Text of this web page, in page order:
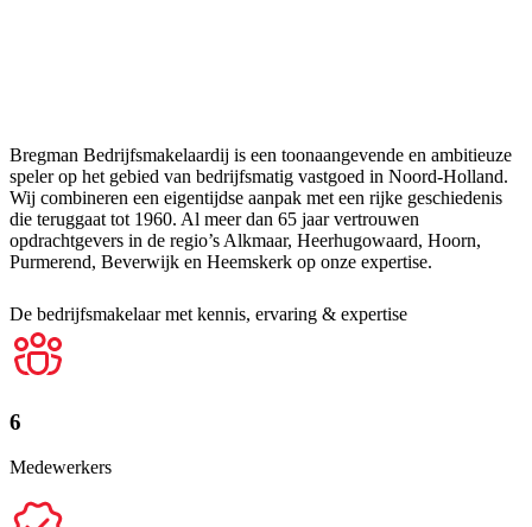
Bregman Bedrijfsmakelaardij is een toonaangevende en ambitieuze
speler op het gebied van bedrijfsmatig vastgoed in Noord-Holland.
Wij combineren een eigentijdse aanpak met een rijke geschiedenis
die teruggaat tot 1960. Al meer dan 65 jaar vertrouwen
opdrachtgevers in de regio’s Alkmaar, Heerhugowaard, Hoorn,
Purmerend, Beverwijk en Heemskerk op onze expertise.
De bedrijfsmakelaar met kennis, ervaring & expertise
6
Medewerkers